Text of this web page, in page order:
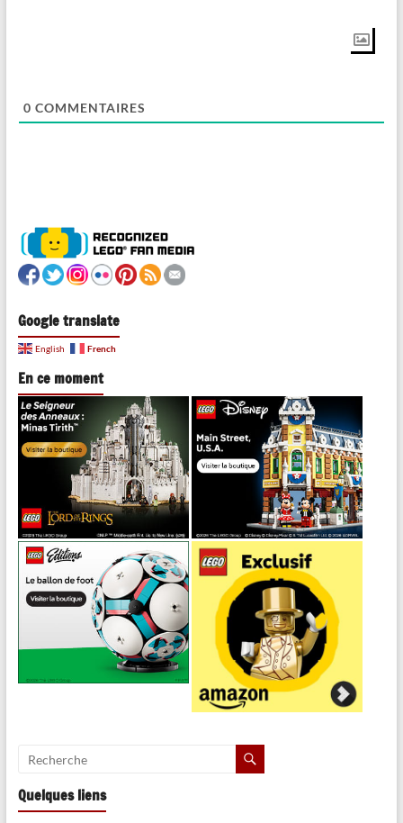
0 COMMENTAIRES
Google translate
English French
En ce moment
Quelques liens